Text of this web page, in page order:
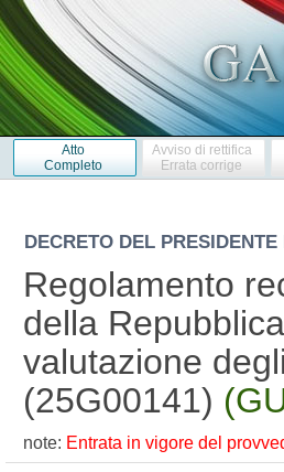
Atto
Completo
Avviso di rettifica
Errata corrige
DECRETO DEL
Regolamento
della
valutazione
(25G00141)
note: Entrata in vigore del